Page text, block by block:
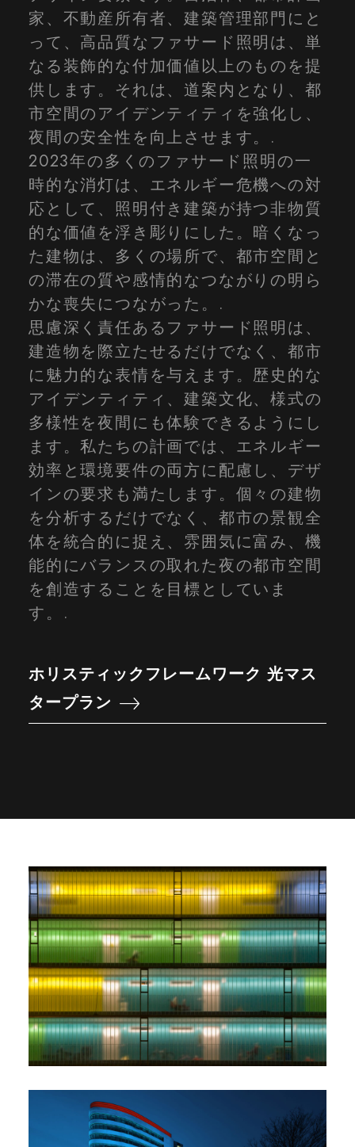
家、不動産所有者、建築管理部門にと
って、高品質なファサード照明は、単
なる装飾的な付加価値以上のものを提
供します。それは、道案内となり、都
市空間のアイデンティティを強化し、
夜間の安全性を向上させます。.
2023年の多くのファサード照明の一
時的な消灯は、エネルギー危機への対
応として、照明付き建築が持つ非物質
的な価値を浮き彫りにした。暗くなっ
た建物は、多くの場所で、都市空間と
の滞在の質や感情的なつながりの明ら
かな喪失につながった。.
思慮深く責任あるファサード照明は、
建造物を際立たせるだけでなく、都市
に魅力的な表情を与えます。歴史的な
アイデンティティ、建築文化、様式の
多様性を夜間にも体験できるようにし
ます。私たちの計画では、エネルギー
効率と環境要件の両方に配慮し、デザ
インの要求も満たします。個々の建物
を分析するだけでなく、都市の景観全
体を統合的に捉え、雰囲気に富み、機
能的にバランスの取れた夜の都市空間
を創造することを目標としていま
す。.
ホリスティックフレームワーク 光マス
タープラン